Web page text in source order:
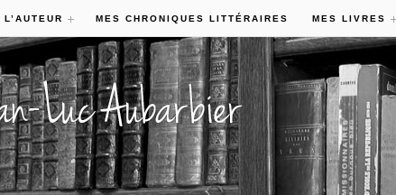
L’AUTEUR MES CHRONIQUES LITTÉRAIRES MES LIVRES